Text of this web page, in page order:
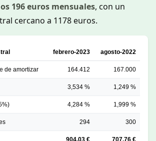
196 euros mensuales, con un
cercano a 1178 euros.
febrero-2023 agosto-2022
de amortizar 164.412 167.000
3,534 % 1,249 %
4,284 % 1,999 %
294 300
904,03 € 707,76 €